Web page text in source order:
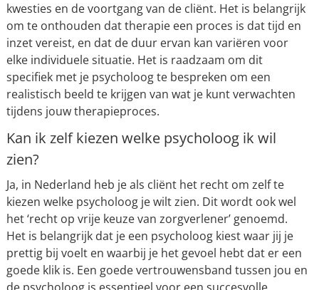
kwesties en de voortgang van de cliënt. Het is belangrijk
om te onthouden dat therapie een proces is dat tijd en
inzet vereist, en dat de duur ervan kan variëren voor
elke individuele situatie. Het is raadzaam om dit
specifiek met je psycholoog te bespreken om een
realistisch beeld te krijgen van wat je kunt verwachten
tijdens jouw therapieproces.
Kan ik zelf kiezen welke psycholoog ik wil
zien?
Ja, in Nederland heb je als cliënt het recht om zelf te
kiezen welke psycholoog je wilt zien. Dit wordt ook wel
het ‘recht op vrije keuze van zorgverlener’ genoemd.
Het is belangrijk dat je een psycholoog kiest waar jij je
prettig bij voelt en waarbij je het gevoel hebt dat er een
goede klik is. Een goede vertrouwensband tussen jou en